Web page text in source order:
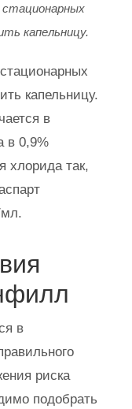
стационарных
капельницу.
капельницу.
в
в 0,9%
хлорида так,
в
риска
подобрать